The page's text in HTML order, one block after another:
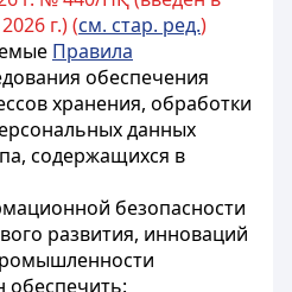
г.) (см. стар. ред.)
Правила
обеспечения
хранения, обработки
данных
содержащихся в
безопасности
развития, инноваций
обеспечить: